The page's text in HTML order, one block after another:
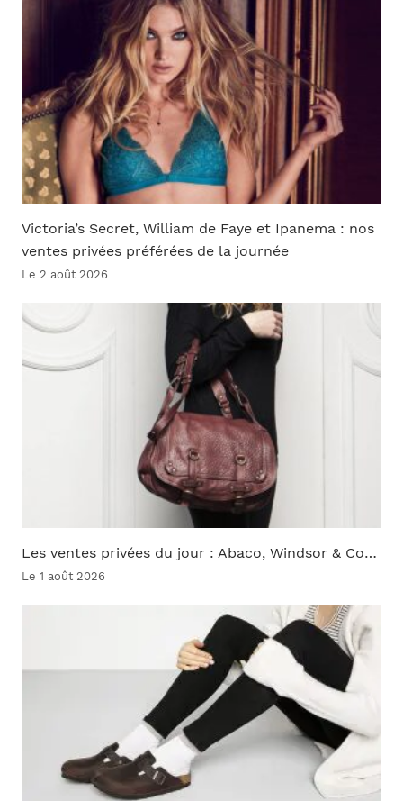
Victoria’s Secret, William de Faye et Ipanema : nos
ventes privées préférées de la journée
Le 2 août 2026
Les ventes privées du jour : Abaco, Windsor & Co…
Le 1 août 2026